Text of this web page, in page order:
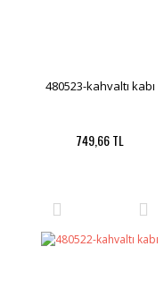
480523-kahvaltı kabı
749,66 TL